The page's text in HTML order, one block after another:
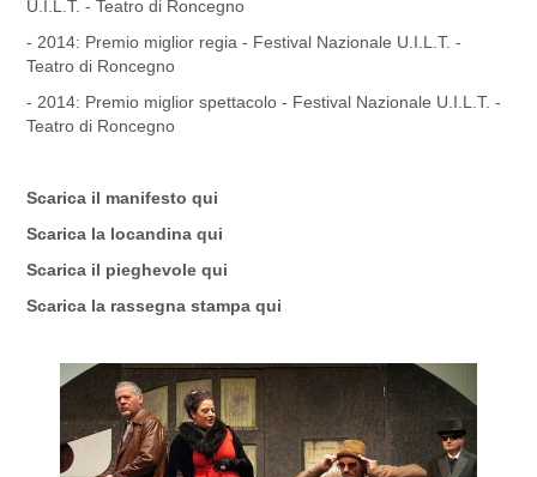
U.I.L.T. - Teatro di Roncegno
- 2014: Premio miglior regia - Festival Nazionale U.I.L.T. -
Teatro di Roncegno
- 2014: Premio miglior spettacolo - Festival Nazionale U.I.L.T. -
Teatro di Roncegno
Scarica il manifesto qui
Scarica la locandina qui
Scarica il pieghevole qui
Scarica la rassegna stampa qui